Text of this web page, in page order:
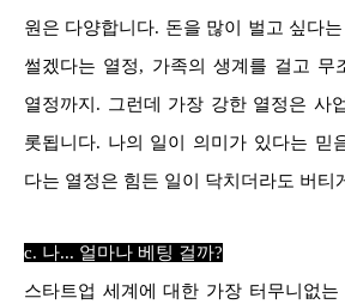
원은 다양합니다. 돈을 많이 벌고 싶다
썰겠다는 열정, 가족의 생계를 걸고 무
열정까지. 그런데 가장 강한 열정은 사
롯됩니다. 나의 일이 의미가 있다는 믿
다는 열정은 힘든 일이 닥치더라도 버티
c. 나... 얼마나 베팅 걸까?
스타트업 세계에 대한 가장 터무니없